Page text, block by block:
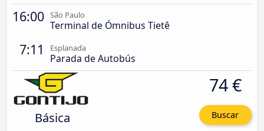
16:00 São Paulo
Terminal de Ómnibus Tietê
7:11 Esplanada
Parada de Autobús
Básica
74 €
Buscar